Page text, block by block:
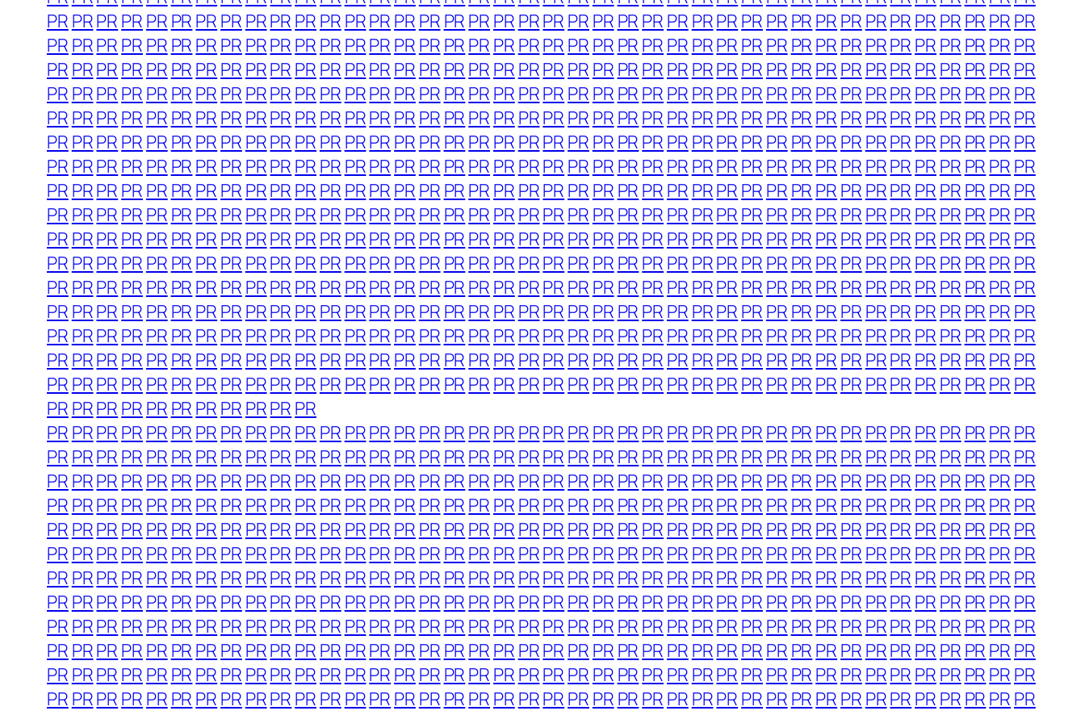
PR PRPR PR PR PR PR PR PRPR PR PR PRPR PR PR PR PR PR PRPR PR PR PR PR PR PRPR PR PR PR PR PR PRPR PR PR PR PR PR
PR PRPR PR PR PR PR PR PRPR PR PR PRPR PR PR PR PR PR PRPR PR PR PR PR PR PRPR PR PR PR PR PR PRPR PR PR PR PR PR
PR PRPR PR PR PR PR PR PRPR PR PR PRPR PR PR PR PR PR PRPR PR PR PR PR PR PRPR PR PR PR PR PR PRPR PR PR PR PR PR
PR PRPR PR PR PR PR PR PRPR PR PR PRPR PR PR PR PR PR PRPR PR PR PR PR PR PRPR PR PR PR PR PR PRPR PR PR PR PR PR
PR PRPR PR PR PR PR PR PRPR PR PR PRPR PR PR PR PR PR PRPR PR PR PR PR PR PRPR PR PR PR PR PR PRPR PR PR PR PR PR
PR PRPR PR PR PR PR PR PRPR PR PR PRPR PR PR PR PR PR PRPR PR PR PR PR PR PRPR PR PR PR PR PR PRPR PR PR PR PR PR
PR PRPR PR PR PR PR PR PRPR PR PR PRPR PR PR PR PR PR PRPR PR PR PR PR PR PRPR PR PR PR PR PR PRPR PR PR PR PR PR
PR PRPR PR PR PR PR PR PRPR PR PR PRPR PR PR PR PR PR PRPR PR PR PR PR PR PRPR PR PR PR PR PR PRPR PR PR PR PR PR
PR PRPR PR PR PR PR PR PRPR PR PR PRPR PR PR PR PR PR PRPR PR PR PR PR PR PRPR PR PR PR PR PR PRPR PR PR PR PR PR
PR PRPR PR PR PR PR PR PRPR PR PR PRPR PR PR PR PR PR PRPR PR PR PR PR PR PRPR PR PR PR PR PR PRPR PR PR PR PR PR
PR PRPR PR PR PR PR PR PRPR PR PR PRPR PR PR PR PR PR PRPR PR PR PR PR PR PRPR PR PR PR PR PR PRPR PR PR PR PR PR
PR PRPR PR PR PR PR PR PRPR PR PR PRPR PR PR PR PR PR PRPR PR PR PR PR PR PRPR PR PR PR PR PR PRPR PR PR PR PR PR
PR PRPR PR PR PR PR PR PRPR PR PR PRPR PR PR PR PR PR PRPR PR PR PR PR PR PRPR PR PR PR PR PR PRPR PR PR PR PR PR
PR PRPR PR PR PR PR PR PRPR PR PR PRPR PR PR PR PR PR PRPR PR PR PR PR PR PRPR PR PR PR PR PR PRPR PR PR PR PR PR
PR PRPR PR PR PR PR PR PRPR PR PR PRPR PR PR PR PR PR PRPR PR PR PR PR PR PRPR PR PR PR PR PR PRPR PR PR PR PR PR
PR PRPR PR PR PR PR PR PRPR PR PR PRPR PR PR PR PR PR PRPR PR PR PR PR PR PRPR PR PR PR PR PR PRPR PR PR PR PR PR
PR PRPR PR PR PR PR PR PRPR PR
PR PRPR PR PR PR PR PR PRPR PR PR PRPR PR PR PR PR PR PRPR PR PR PR PR PR PRPR PR PR PR PR PR PRPR PR PR PR PR PR
PR PRPR PR PR PR PR PR PRPR PR PR PRPR PR PR PR PR PR PRPR PR PR PR PR PR PRPR PR PR PR PR PR PRPR PR PR PR PR PR
PR PRPR PR PR PR PR PR PRPR PR PR PRPR PR PR PR PR PR PRPR PR PR PR PR PR PRPR PR PR PR PR PR PRPR PR PR PR PR PR
PR PRPR PR PR PR PR PR PRPR PR PR PRPR PR PR PR PR PR PRPR PR PR PR PR PR PRPR PR PR PR PR PR PRPR PR PR PR PR PR
PR PRPR PR PR PR PR PR PRPR PR PR PRPR PR PR PR PR PR PRPR PR PR PR PR PR PRPR PR PR PR PR PR PRPR PR PR PR PR PR
PR PRPR PR PR PR PR PR PRPR PR PR PRPR PR PR PR PR PR PRPR PR PR PR PR PR PRPR PR PR PR PR PR PRPR PR PR PR PR PR
PR PRPR PR PR PR PR PR PRPR PR PR PRPR PR PR PR PR PR PRPR PR PR PR PR PR PRPR PR PR PR PR PR PRPR PR PR PR PR PR
PR PRPR PR PR PR PR PR PRPR PR PR PRPR PR PR PR PR PR PRPR PR PR PR PR PR PRPR PR PR PR PR PR PRPR PR PR PR PR PR
PR PRPR PR PR PR PR PR PRPR PR PR PRPR PR PR PR PR PR PRPR PR PR PR PR PR PRPR PR PR PR PR PR PRPR PR PR PR PR PR
PR PRPR PR PR PR PR PR PRPR PR PR PRPR PR PR PR PR PR PRPR PR PR PR PR PR PRPR PR PR PR PR PR PRPR PR PR PR PR PR
PR PRPR PR PR PR PR PR PRPR PR PR PRPR PR PR PR PR PR PRPR PR PR PR PR PR PRPR PR PR PR PR PR PRPR PR PR PR PR PR
PR PRPR PR PR PR PR PR PRPR PR PR PRPR PR PR PR PR PR PRPR PR PR PR PR PR PRPR PR PR PR PR PR PRPR PR PR PR PR PR